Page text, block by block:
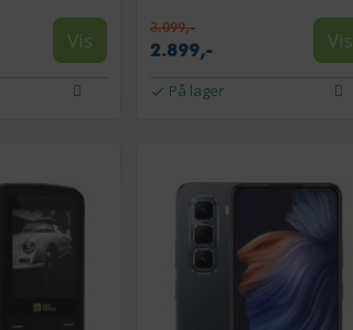
Vis
3.099,-
2.899,- Vis
På lager